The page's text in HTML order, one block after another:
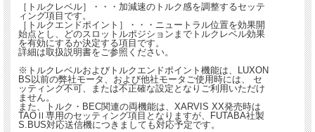
［トルクレベル］・・・加減速のトルク感を調整するセッテ
ィング項目です。
［トルクエンドポイント］・・・ニュートラル位置を効果開
始点とし、どのスロットルポジションまでトルクレベル効果
を有効にするか決定する項目です。
詳細は取扱説明書をご参照ください。
※トルクレベルおよびトルクエンドポイント機能は、LUXON
BS以前の弊社モータ、および他社モータご使用時には、 セ
ッティング不可、または不正確な設定となりご利用いただけ
ません。
また、トルク・BEC関連の両機能は、XARVIS XX発売時は
TAOⅡ専用のセッティング項目となりますが、FUTABA社製
S.BUS対応送信機につきましても対応予定です。